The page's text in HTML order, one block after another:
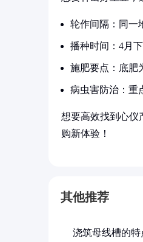
轮作间隔：同一
播种时间：4月
施肥要点：底肥
病虫害防治：重
想要高效找到心仪
购新体验！
其他推荐
浇筑母线槽的